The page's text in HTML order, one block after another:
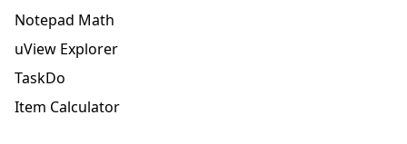
Notepad Math
uView Explorer
TaskDo
Item Calculator